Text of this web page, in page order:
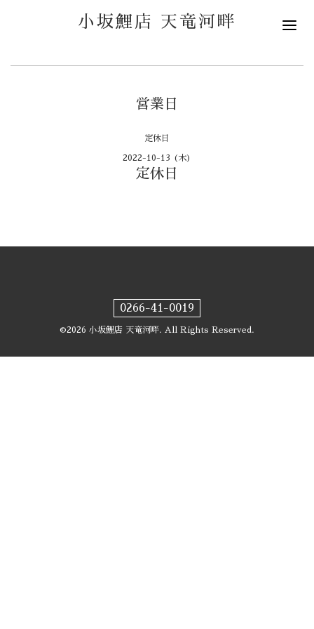
小坂鯉店 天竜河畔
営業日
定休日
2022-10-13 (木)
定休日
0266-41-0019
©2026 小坂鯉店 天竜河畔. All Rights Reserved.